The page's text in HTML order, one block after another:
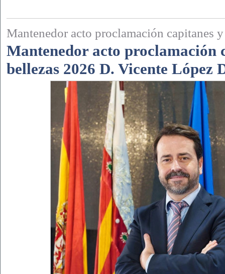
Mantenedor acto proclamación capitanes
Mantenedor acto proclamación
bellezas 2026 D. Vicente López